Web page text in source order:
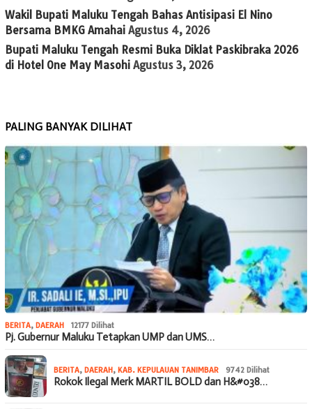
Wakil Bupati Maluku Tengah Bahas Antisipasi El Nino
Bersama BMKG Amahai Agustus 4, 2026
Bupati Maluku Tengah Resmi Buka Diklat Paskibraka 2026
di Hotel One May Masohi Agustus 3, 2026
PALING BANYAK DILIHAT
BERITA, DAERAH 12177 Dilihat
Pj. Gubernur Maluku Tetapkan UMP dan UMS…
BERITA, DAERAH, KAB. KEPULAUAN TANIMBAR 9742 Dilihat
Rokok Ilegal Merk MARTIL BOLD dan H&#038…